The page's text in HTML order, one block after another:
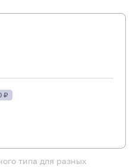
₽
типа для разных